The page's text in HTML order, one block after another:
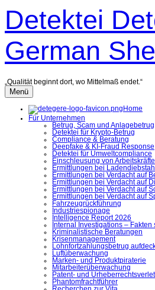
Inhalt
überspringen
Detektei
German
„Qualität beginnt dort, wo Mittelmaß endet.“
Menü
Home
Für Unternehmen
Betrug, Scam und Anlagebetrug
Detektei für Krypto-Betrug
Compliance & Beratung
Deepfake & KI-Fraud Response
Detektei für Umweltcompliance
Einschleusung von
Ermittlungen bei Ladendiebstahl
Ermittlungen bei Verdacht auf
Ermittlungen bei Verdacht auf
Ermittlungen bei Verdacht auf
Ermittlungen bei Verdacht auf
Fahrzeugrückführung
Industriespionage
Intelligence Report 2026
Internal Investigations – Fakten
Kriminalistische Beratungen
Krisenmanagement
Lohnfortzahlungsbetrug
Luftüberwachung
Marken- und Produktpiraterie
Mitarbeiterüberwachung
Patent- und
Phantomfrachtführer
Recherchen zur Vita